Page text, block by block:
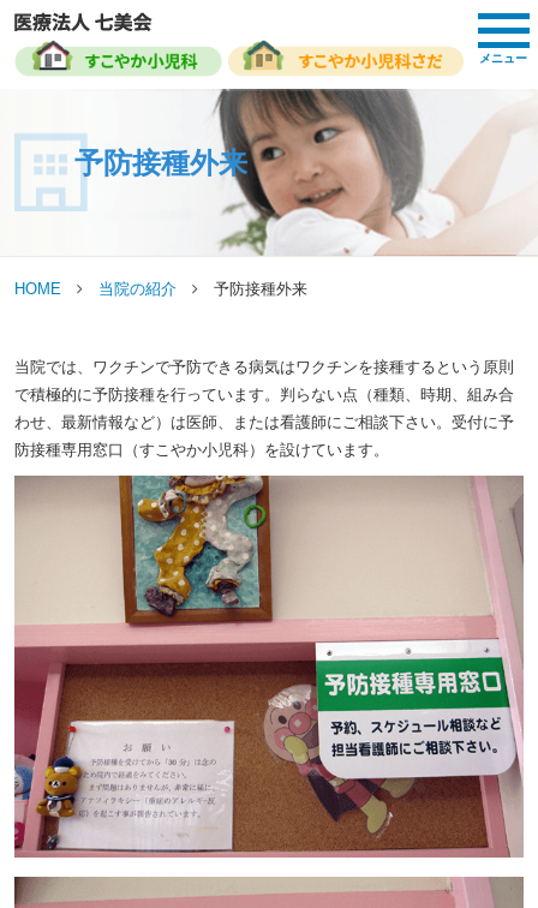
メニュー
予防接種外来
HOME 当院の紹介 予防接種外来
当院では、ワクチンで予防できる病気はワクチンを接種するという原則
で積極的に予防接種を行っています。判らない点（種類、時期、組み合
わせ、最新情報など）は医師、または看護師にご相談下さい。受付に予
防接種専用窓口（すこやか小児科）を設けています。